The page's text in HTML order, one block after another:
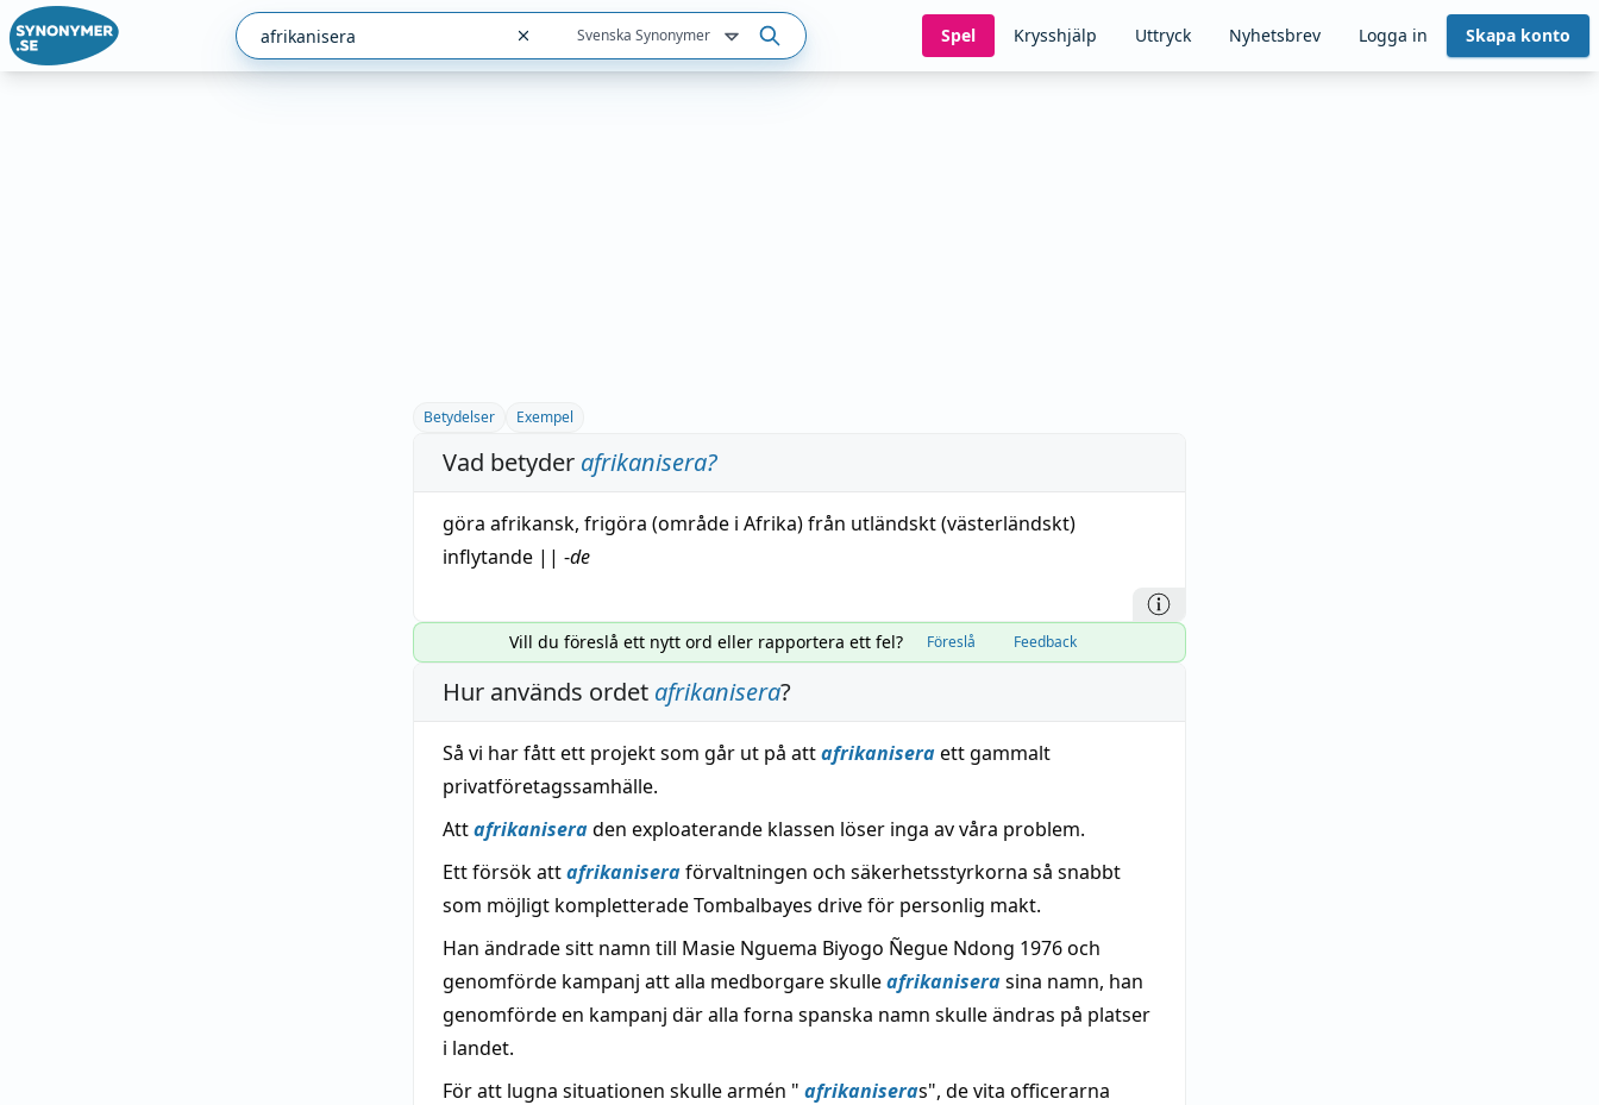
Svenska Synonymer Spel Krysshjälp Uttryck Nyhetsbrev Logga in Skapa konto
Betydelser Exempel
Vad betyder afrikanisera?
göra afrikansk, frigöra (område i Afrika) från utländskt (västerländskt)
inflytande || -de
Vill du föreslå ett nytt ord eller rapportera ett fel? Föreslå Feedback
Hur används ordet afrikanisera?
Så vi har fått ett projekt som går ut på attafrikaniseraett gammalt
privatföretagssamhälle.
Attafrikaniseraden exploaterande klassen löser inga av våra problem.
Ett försök attafrikaniseraförvaltningen och säkerhetsstyrkorna så snabbt
som möjligt kompletterade Tombalbayes drive för personlig makt.
Han ändrade sitt namn till Masie Nguema Biyogo Ñegue Ndong 1976 och
genomförde kampanj att alla medborgare skulleafrikaniserasina namn, han
genomförde en kampanj där alla forna spanska namn skulle ändras på platser
i landet.
För att lugna situationen skulle armén " afrikaniseras", de vita officerarna